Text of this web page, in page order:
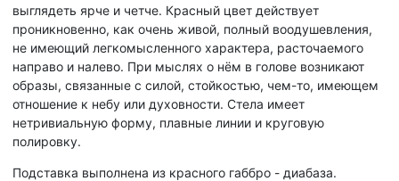
выглядеть ярче и четче. Красный цвет действует
проникновенно, как очень живой, полный воодушевления,
не имеющий легкомысленного характера, расточаемого
направо и налево. При мыслях о нём в голове возникают
образы, связанные с силой, стойкостью, чем-то, имеющем
отношение к небу или духовности. Стела имеет
нетривиальную форму, плавные линии и круговую
полировку.
Подставка выполнена из красного габбро - диабаза.